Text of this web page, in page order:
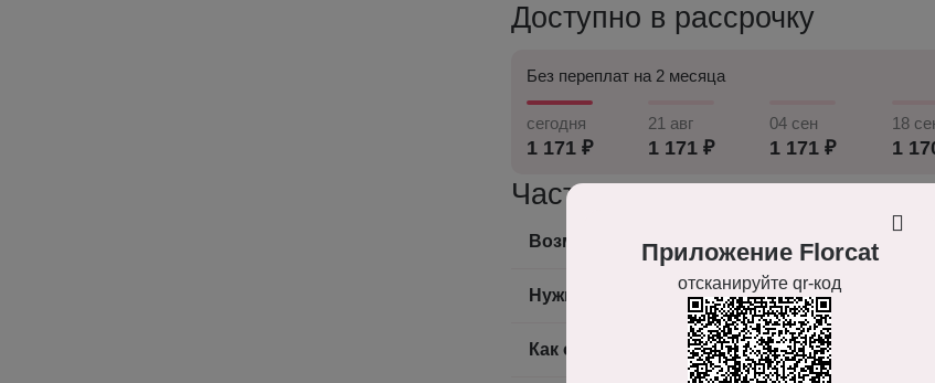
Доступно в рассрочку
Без переплат на 2 месяца
сегодня
1 171 ₽
21 авг
1 171 ₽
04 сен
1 171 ₽
18
1
Часто задаваемые вопросы
Возможно ли получить фото готового букета?
Нужно ли доплачивать за доставку?
Как оплатить заказ?
Приложение Florcat
отсканируйте qr-код